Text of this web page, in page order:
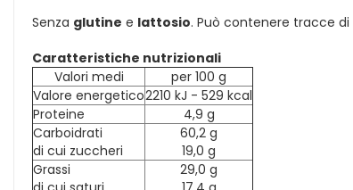
Senza glutine e lattosio. Può contenere tracce di
Caratteristiche nutrizionali
Valori medi
per 100 g
Valore energetico2210 kJ - 529 kcal
Proteine
4,9 g
Carboidrati
di cui zuccheri
60,2 g
19,0 g
Grassi
29,0 g